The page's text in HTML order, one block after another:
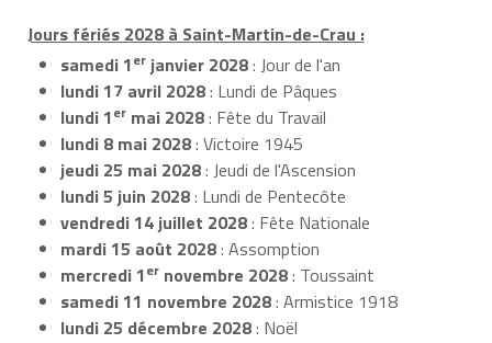
Jours fériés 2028 à Saint-Martin-de-Crau :
samedi 1er janvier 2028: Jour de l'an
lundi 17 avril 2028: Lundi de Pâques
lundi 1er mai 2028: Fête du Travail
lundi 8 mai 2028: Victoire 1945
jeudi 25 mai 2028: Jeudi de l'Ascension
lundi 5 juin 2028: Lundi de Pentecôte
vendredi 14 juillet 2028: Fête Nationale
mardi 15 août 2028: Assomption
mercredi 1er novembre 2028: Toussaint
samedi 11 novembre 2028: Armistice 1918
lundi 25 décembre 2028: Noël